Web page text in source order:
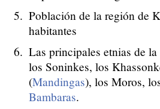
Población de la región de
habitantes
Las principales etnias de
los Soninkes, los
(Mandingas), los Moros,
Bambaras.